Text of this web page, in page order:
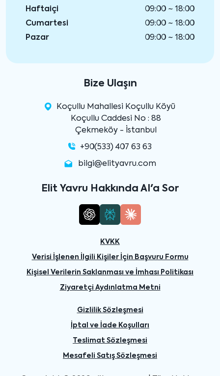
Haftaiçi
09:00 ~ 18:00
Cumartesi
09:00 ~ 18:00
Pazar
09:00 ~ 18:00
Bize Ulaşın
Koçullu Mahallesi Koçullu Köyü
Koçullu Caddesi No : 88
Çekmeköy - İstanbul
+90(533) 407 63 63
bilgi@elityavru.com
Elit Yavru Hakkında AI'a Sor
KVKK
Verisi İşlenen İlgili Kişiler İçin Başvuru Formu
Kişisel Verilerin Saklanması ve İmhası Politikası
Ziyaretçi Aydınlatma Metni
Gizlilik Sözleşmesi
İptal ve İade Koşulları
Teslimat Sözleşmesi
Mesafeli Satış Sözleşmesi